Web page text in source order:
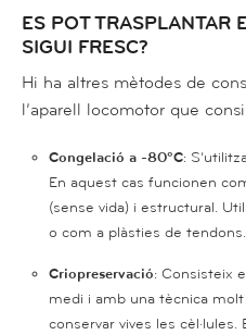
ES POT TRASPLANTAR
SIGUI FRESC?
Hi ha altres mètodes de
l’aparell locomotor que
Congelació a -80ºC:
En aquest cas funcionen
(sense vida) i estructural.
o com a plàsties de tendons.
Criopreservació: Consisteix
medi i amb una tècnica
conservar vives les